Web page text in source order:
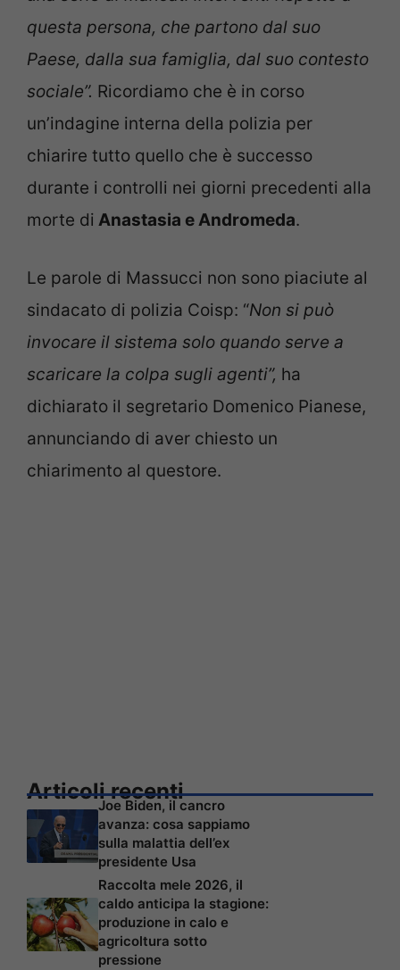
questa persona, che partono dal suo
Paese, dalla sua famiglia, dal suo contesto
sociale”. Ricordiamo che è in corso
un’indagine interna della polizia per
chiarire tutto quello che è successo
durante i controlli nei giorni precedenti alla
morte di Anastasia e Andromeda.
Le parole di Massucci non sono piaciute al
sindacato di polizia Coisp: “Non si può
invocare il sistema solo quando serve a
scaricare la colpa sugli agenti”, ha
dichiarato il segretario Domenico Pianese,
annunciando di aver chiesto un
chiarimento al questore.
Articoli recenti
Joe Biden, il cancro
avanza: cosa sappiamo
sulla malattia dell’ex
presidente Usa
Raccolta mele 2026, il
caldo anticipa la stagione:
produzione in calo e
agricoltura sotto
pressione